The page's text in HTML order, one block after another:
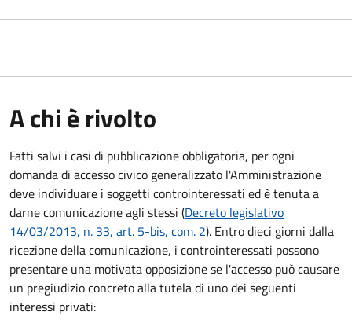
A chi è rivolto
Fatti salvi i casi di pubblicazione obbligatoria, per ogni
domanda di accesso civico generalizzato l'Amministrazione
deve individuare i soggetti controinteressati ed è tenuta a
darne comunicazione agli stessi (Decreto legislativo
14/03/2013, n. 33, art. 5-bis, com. 2). Entro dieci giorni dalla
ricezione della comunicazione, i controinteressati possono
presentare una motivata opposizione se l'accesso può causare
un pregiudizio concreto alla tutela di uno dei seguenti
interessi privati: